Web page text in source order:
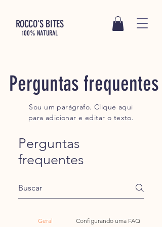
ROCCO'S BITES
100% NATURAL
Perguntas frequentes
Sou um parágrafo. Clique aqui
para adicionar e editar o texto.
Perguntas
frequentes
Geral Configurando uma FAQ